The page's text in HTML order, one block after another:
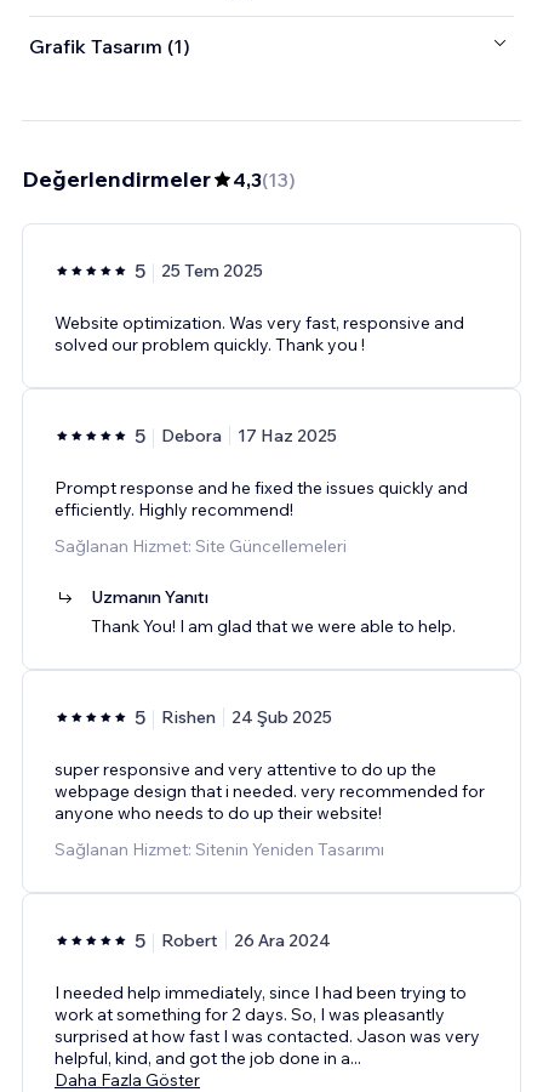
Grafik Tasarım (1)
Değerlendirmeler 4,3(13)
5 25 Tem 2025
Website optimization. Was very fast, responsive and
solved our problem quickly. Thank you !
5 Debora 17 Haz 2025
Prompt response and he fixed the issues quickly and
efficiently. Highly recommend!
Sağlanan Hizmet: Site Güncellemeleri
Uzmanın Yanıtı
Thank You! I am glad that we were able to help.
5 Rishen 24 Şub 2025
super responsive and very attentive to do up the
webpage design that i needed. very recommended for
anyone who needs to do up their website!
Sağlanan Hizmet: Sitenin Yeniden Tasarımı
5 Robert 26 Ara 2024
I needed help immediately, since I had been trying to
work at something for 2 days. So, I was pleasantly
surprised at how fast I was contacted. Jason was very
helpful, kind, and got the job done in a...
Daha Fazla Göster